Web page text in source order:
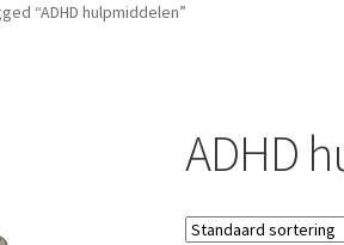
“ADHD hulpmiddelen”
ADHD